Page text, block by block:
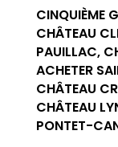
CINQUIÈME
CHÂTEAU
PAUILLAC,
ACHETER
CHÂTEAU
CHÂTEAU
PONTET-